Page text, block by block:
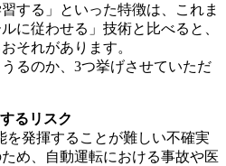
する」といった特徴は、これま
に従わせる」技術と比べると、
それがあります。
るのか、3つ挙げさせていただ
るリスク
を発揮することが難しい不確実
め、自動運転における事故や医